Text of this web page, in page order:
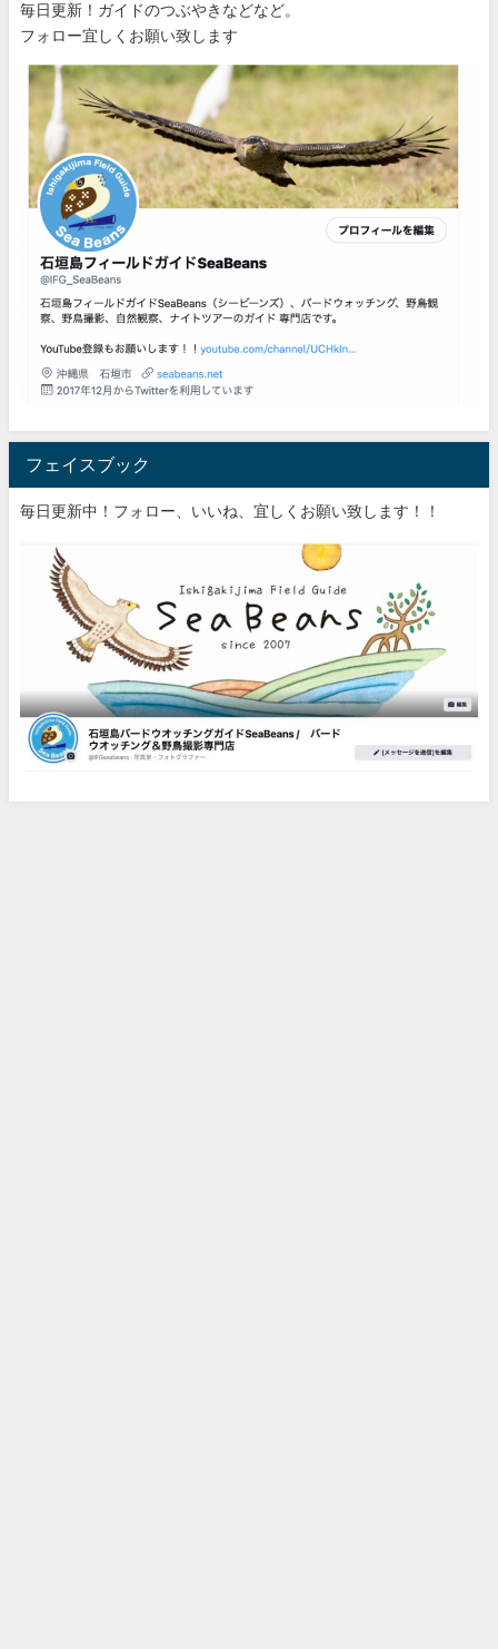
毎日更新！ガイドのつぶやきなどなど。
フォロー宜しくお願い致します
フェイスブック
毎日更新中！フォロー、いいね、宜しくお願い致します！！